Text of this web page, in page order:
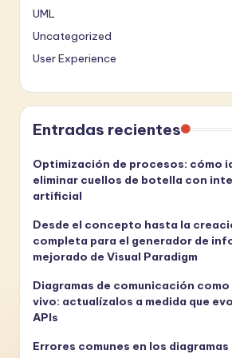
UML
Uncategorized
User Experience
Entradas recientes
Optimización de procesos: cómo
eliminar cuellos de botella con
artificial
Desde el concepto hasta la
completa para el generador de
mejorado de Visual Paradigm
Diagramas de comunicación
vivo: actualízalos a medida que
APIs
Errores comunes en los diagramas